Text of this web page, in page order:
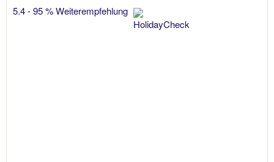
5.4 - 95 % Weiterempfehlung